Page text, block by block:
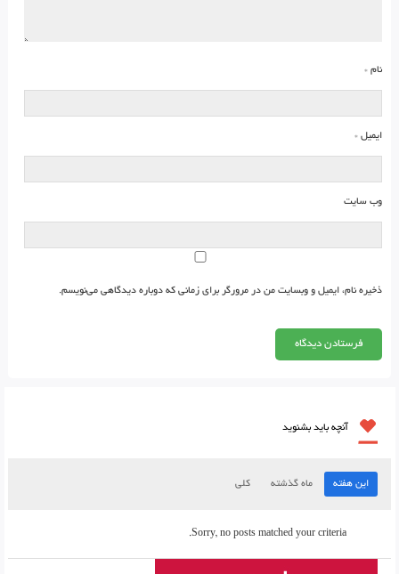
نام *
ایمیل *
وب‌ سایت
ذخیره نام، ایمیل و وبسایت من در مرورگر برای زمانی که دوباره دیدگاهی می‌نویسم.
آنچه باید بشنوید
این هفته ماه گذشته کلی
Sorry, no posts matched your criteria.